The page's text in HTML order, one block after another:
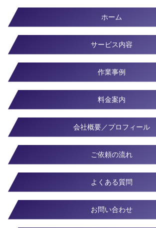
ホーム
サービス内容
作業事例
料金案内
会社概要／プロフィール
ご依頼の流れ
よくある質問
お問い合わせ